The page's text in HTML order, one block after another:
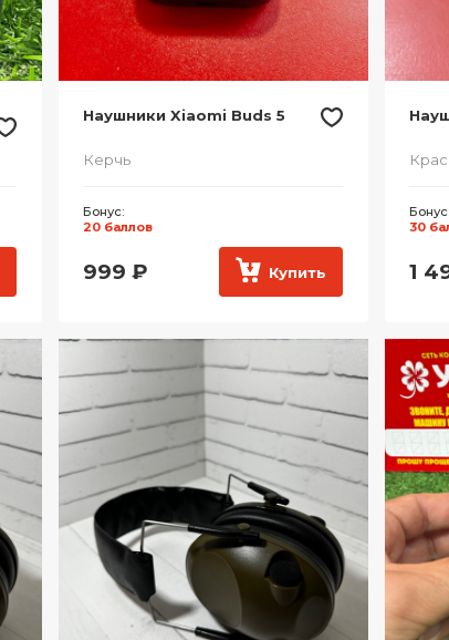
Наушники Xiaomi Buds 5
Керчь
Бонус:
20 баллов
999 ₽ Купить
Бонус:
30
1